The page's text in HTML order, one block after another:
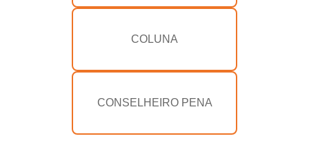
COLUNA
CONSELHEIRO PENA